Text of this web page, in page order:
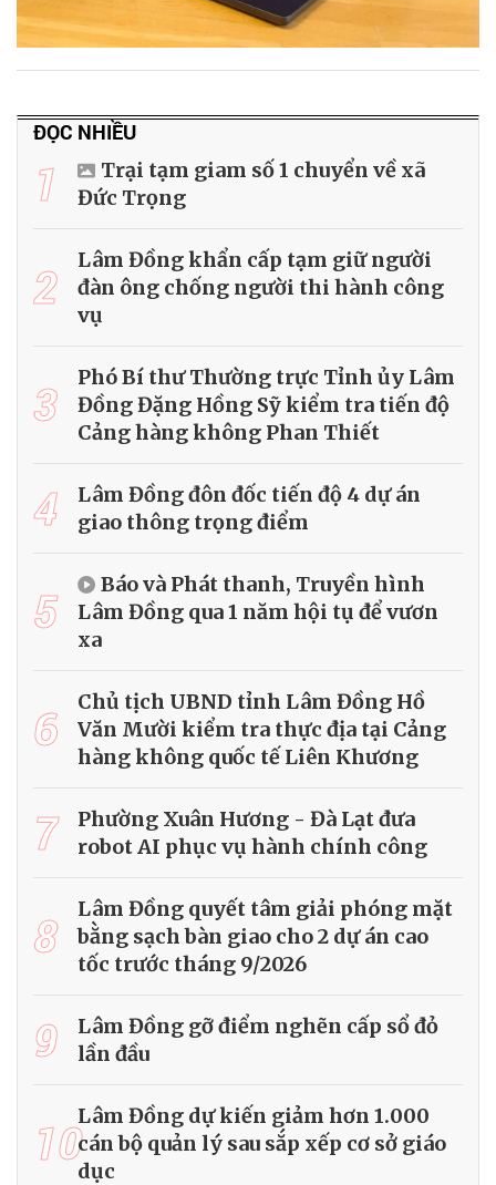
ĐỌC NHIỀU
1
Trại tạm giam số 1 chuyển về xã
Đức Trọng
2
Lâm Đồng khẩn cấp tạm giữ người
đàn ông chống người thi hành công
vụ
3
Phó Bí thư Thường trực Tỉnh ủy Lâm
Đồng Đặng Hồng Sỹ kiểm tra tiến độ
Cảng hàng không Phan Thiết
4
Lâm Đồng đôn đốc tiến độ 4 dự án
giao thông trọng điểm
5
Báo và Phát thanh, Truyền hình
Lâm Đồng qua 1 năm hội tụ để vươn
xa
6
Chủ tịch UBND tỉnh Lâm Đồng Hồ
Văn Mười kiểm tra thực địa tại Cảng
hàng không quốc tế Liên Khương
7
Phường Xuân Hương - Đà Lạt đưa
robot AI phục vụ hành chính công
8
Lâm Đồng quyết tâm giải phóng mặt
bằng sạch bàn giao cho 2 dự án cao
tốc trước tháng 9/2026
9
Lâm Đồng gỡ điểm nghẽn cấp sổ đỏ
lần đầu
10Lâm Đồng dự kiến giảm hơn 1.000
cán bộ quản lý sau sắp xếp cơ sở giáo
dục